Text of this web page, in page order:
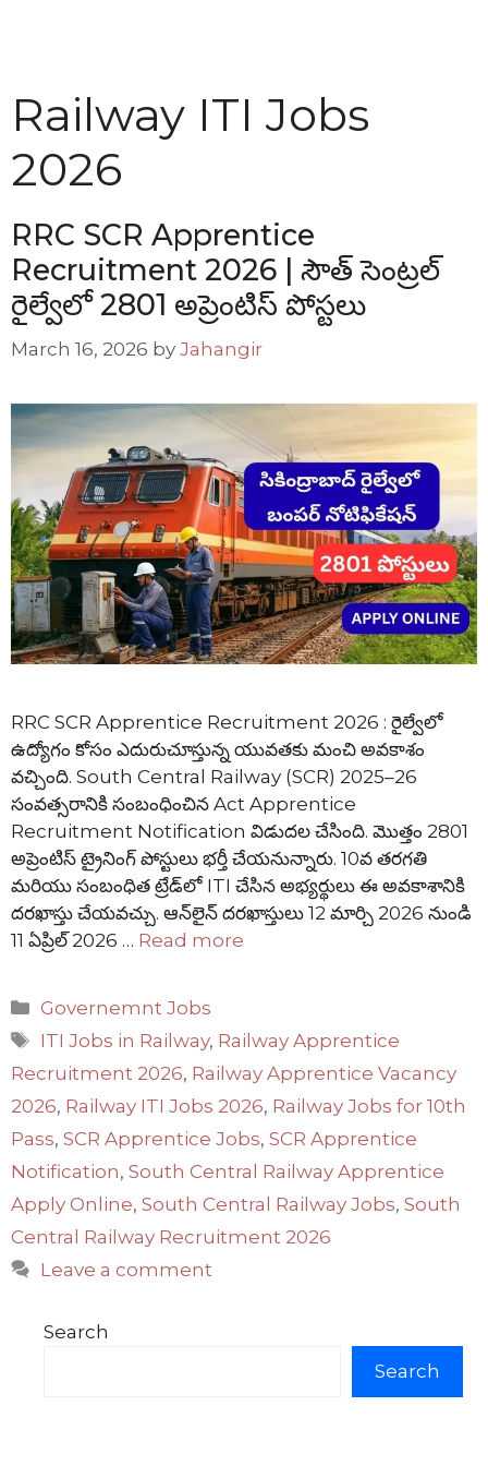
Railway ITI Jobs
2026
RRC SCR Apprentice
Recruitment 2026 | సౌత్ సెంట్రల్
రైల్వేలో 2801 అప్రెంటిస్ పోస్టలు
March 16, 2026 by Jahangir
RRC SCR Apprentice Recruitment 2026 : రైల్వేలో
ఉద్యోగం కోసం ఎదురుచూస్తున్న యువతకు మంచి అవకాశం
వచ్చింది. South Central Railway (SCR) 2025–26
సంవత్సరానికి సంబంధించిన Act Apprentice
Recruitment Notification విడుదల చేసింది. మొత్తం 2801
అప్రెంటిస్ ట్రైనింగ్ పోస్టులు భర్తీ చేయనున్నారు. 10వ తరగతి
మరియు సంబంధిత ట్రేడ్‌లో ITI చేసిన అభ్యర్థులు ఈ అవకాశానికి
దరఖాస్తు చేయవచ్చు. ఆన్‌లైన్ దరఖాస్తులు 12 మార్చి 2026 నుండి
11 ఏప్రిల్ 2026 … Read more
Categories
Governemnt Jobs
Tags
ITI Jobs in Railway, Railway Apprentice
Recruitment 2026, Railway Apprentice Vacancy
2026, Railway ITI Jobs 2026, Railway Jobs for 10th
Pass, SCR Apprentice Jobs, SCR Apprentice
Notification, South Central Railway Apprentice
Apply Online, South Central Railway Jobs, South
Central Railway Recruitment 2026
Leave a comment
Search
Search